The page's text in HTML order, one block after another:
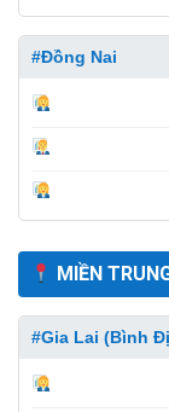
#Đồng Nai
MIỀN
#Gia Lai (Bình